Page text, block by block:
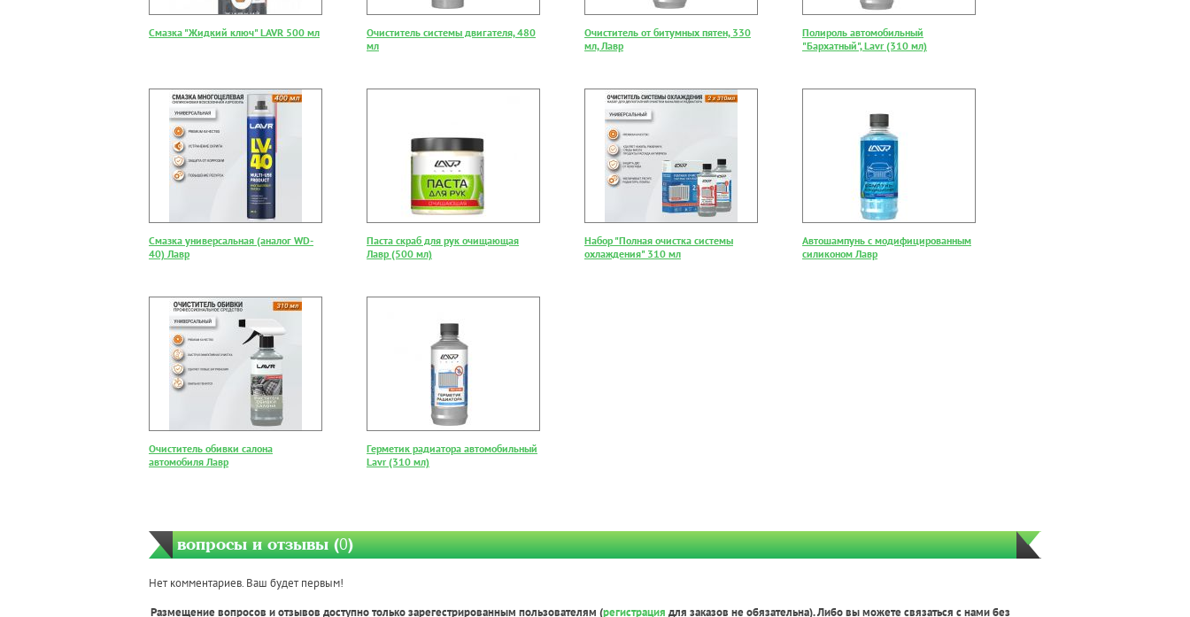
Смазка "Жидкий ключ" LAVR 500 мл
Очиститель системы двигателя, 480
мл
Очиститель от битумных пятен, 330
мл, Лавр
Полироль автомобильный
"Бархатный", Lavr (310 мл)
Смазка универсальная (аналог WD-
40) Лавр
Паста скраб для рук очищающая
Лавр (500 мл)
Набор "Полная очистка системы
охлаждения" 310 мл
Автошампунь с модифицированным
силиконом Лавр
Очиститель обивки салона
автомобиля Лавр
Герметик радиатора автомобильный
Lavr (310 мл)
вопросы и отзывы (0)
Нет комментариев. Ваш будет первым!
Размещение вопросов и отзывов доступно только зарегестрированным пользователям (регистрация для заказов не обязательна). Либо вы можете связаться с намибез